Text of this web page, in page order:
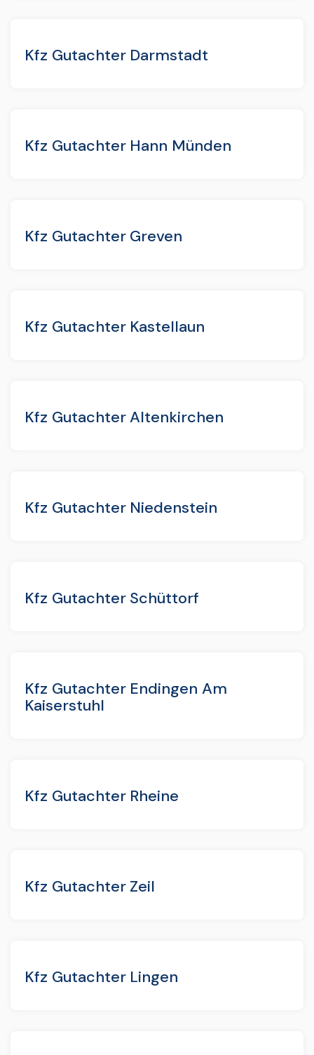
Kfz Gutachter Darmstadt
Kfz Gutachter Hann Münden
Kfz Gutachter Greven
Kfz Gutachter Kastellaun
Kfz Gutachter Altenkirchen
Kfz Gutachter Niedenstein
Kfz Gutachter Schüttorf
Kfz Gutachter Endingen Am
Kaiserstuhl
Kfz Gutachter Rheine
Kfz Gutachter Zeil
Kfz Gutachter Lingen